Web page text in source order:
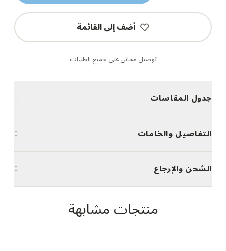
أضف إلى القائمة
توصيل مجاني على جميع الطلبات
جدول المقاسات
التفاصيل والخامات
الشحن والإرجاع
منتجات مشابهة